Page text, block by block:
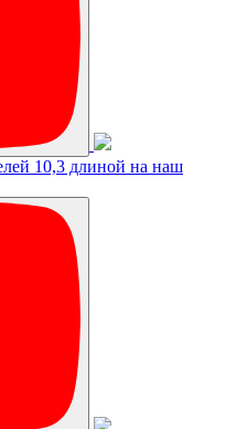
10,3 длиной на наш